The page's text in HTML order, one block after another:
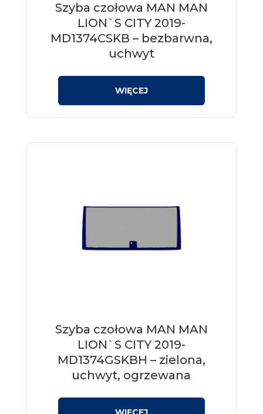
Szyba czołowa MAN MAN
LION`S CITY 2019-
MD1374CSKB – bezbarwna,
uchwyt
Szyba czołowa MAN MAN
LION`S CITY 2019-
MD1374GSKBH – zielona,
uchwyt, ogrzewana